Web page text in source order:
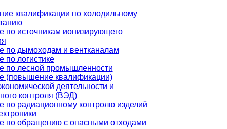
квалификации по холодильному
по источникам ионизирующего
по дымоходам и вентканалам
по логистике
по лесной промышленности
(повышение квалификации)
деятельности и
контроля (ВЭД)
по радиационному контролю изделий
по обращению с опасными отходами